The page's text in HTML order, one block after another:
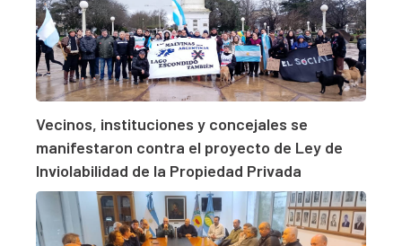
Vecinos, instituciones y concejales se
manifestaron contra el proyecto de Ley de
Inviolabilidad de la Propiedad Privada